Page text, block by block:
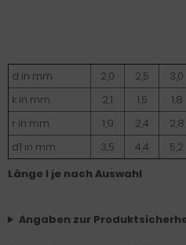
d in mm 2,0 2,5 3,0
k in mm
2,1 1,5 1,8
r in mm
1,9 2,4 2,8
d1 in mm
3,5 4,4 5,2
Länge l je nach Auswahl
Angaben zur